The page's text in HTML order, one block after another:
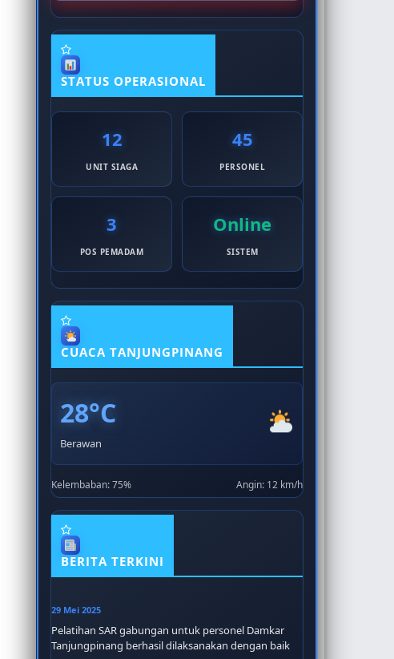
STATUS OPERASIONAL
12
UNIT SIAGA
45
PERSONEL
3
POS PEMADAM
Online
SISTEM
CUACA TANJUNGPINANG
28°C
Berawan
Kelembaban: 75% Angin: 12 km/h
BERITA TERKINI
29 Mei 2025
Pelatihan SAR gabungan untuk personel Damkar
Tanjungpinang berhasil dilaksanakan dengan baik